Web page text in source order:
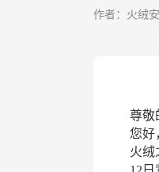
作者：火绒
尊敬
您好
火绒